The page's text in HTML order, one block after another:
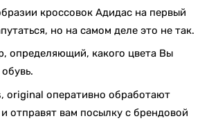
кроссовок Адидас на первый
но на самом деле это не так.
определяющий, какого цвета Вы
original оперативно обработают
отправят вам посылку с брендовой